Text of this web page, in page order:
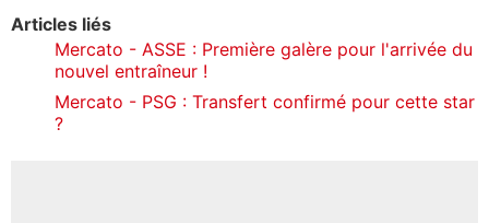
Articles liés
Mercato - ASSE : Première galère pour l'arrivée du
nouvel entraîneur !
Mercato - PSG : Transfert confirmé pour cette star
?